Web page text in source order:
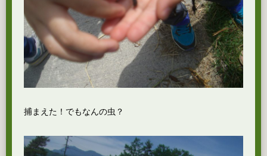
捕まえた！でもなんの虫？